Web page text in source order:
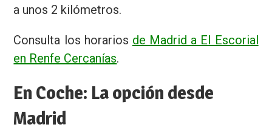
a unos 2 kilómetros.
Consulta los horarios de Madrid a El Escorial
en Renfe Cercanías.
En Coche: La opción desde
Madrid